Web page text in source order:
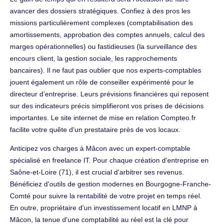
avancer des dossiers stratégiques. Confiez à des pros les
missions particulièrement complexes (comptabilisation des
amortissements, approbation des comptes annuels, calcul des
marges opérationnelles) ou fastidieuses (la surveillance des
encours client, la gestion sociale, les rapprochements
bancaires). Il ne faut pas oublier que nos experts-comptables
jouent également un rôle de conseiller expérimenté pour le
directeur d’entreprise. Leurs prévisions financières qui reposent
sur des indicateurs précis simplifieront vos prises de décisions
importantes. Le site internet de mise en relation Compteo.fr
facilite votre quête d’un prestataire près de vos locaux.
Anticipez vos charges à Mâcon avec un expert-comptable
spécialisé en freelance IT. Pour chaque création d'entreprise en
Saône-et-Loire (71), il est crucial d'arbitrer ses revenus.
Bénéficiez d'outils de gestion modernes en Bourgogne-Franche-
Comté pour suivre la rentabilité de votre projet en temps réel.
En outre, propriétaire d'un investissement locatif en LMNP à
Mâcon, la tenue d'une comptabilité au réel est la clé pour